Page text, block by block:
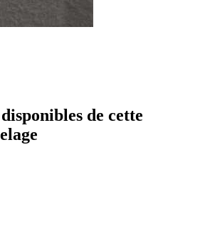
de cette